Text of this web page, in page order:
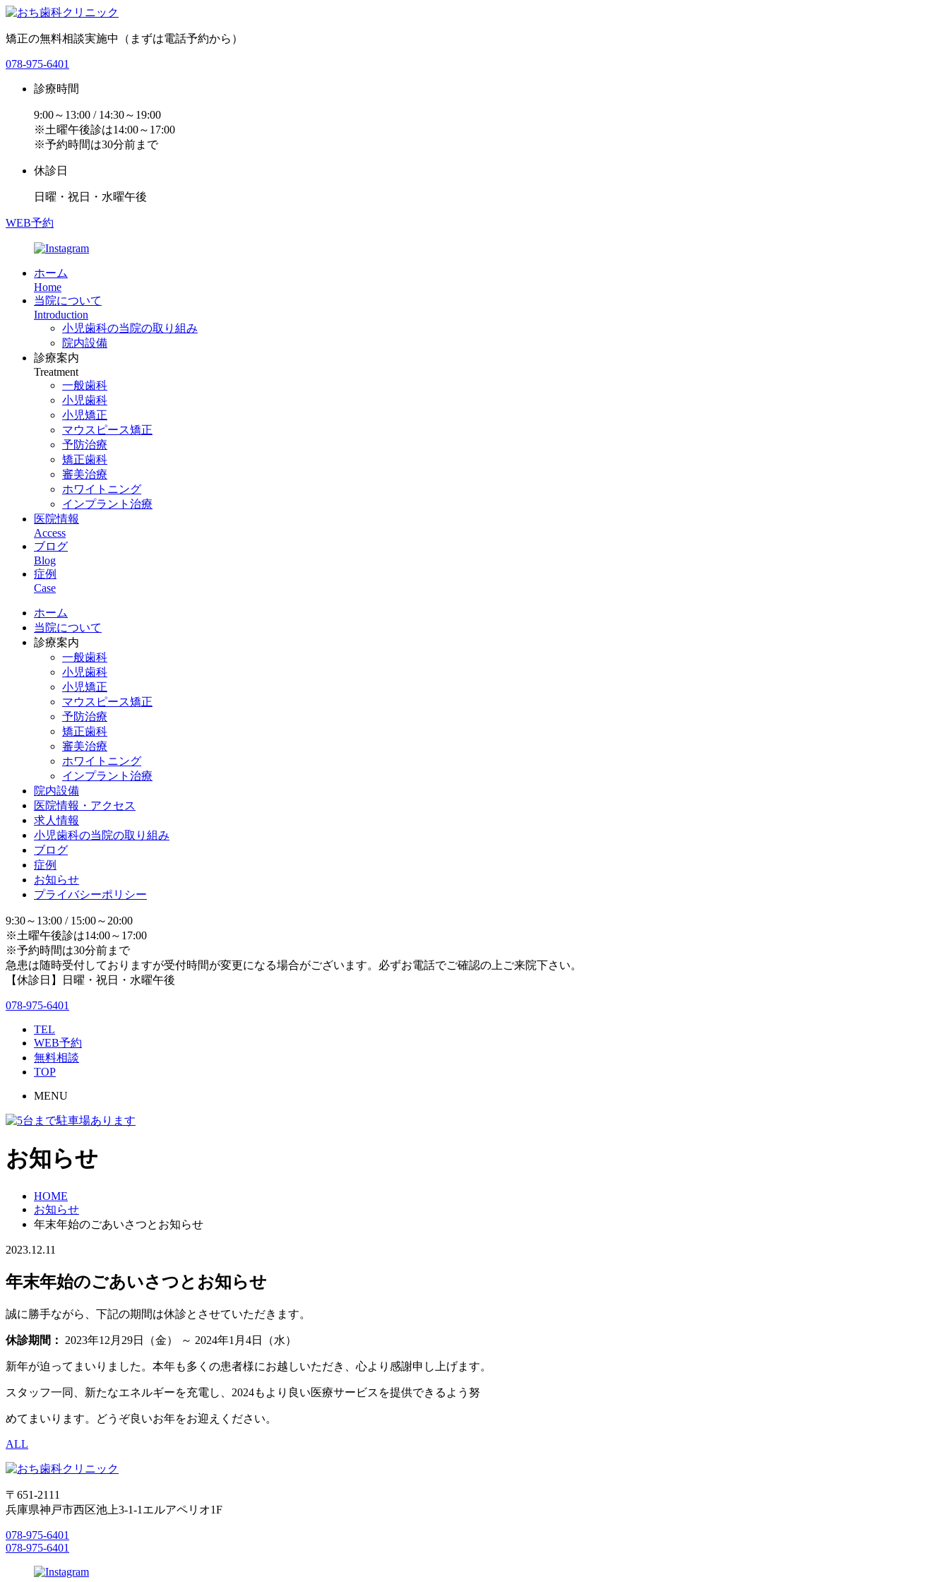
矯正の無料相談実施中（まずは電話予約から）
078-975-6401
診療時間
9:00～13:00 / 14:30～19:00
※土曜午後診は14:00～17:00
※予約時間は30分前まで
休診日
日曜・祝日・水曜午後
WEB予約
ホーム
Home
当院について
Introduction
小児歯科の当院の取り組み
院内設備
診療案内
Treatment
一般歯科
小児歯科
小児矯正
マウスピース矯正
予防治療
矯正歯科
審美治療
ホワイトニング
インプラント治療
医院情報
Access
ブログ
Blog
症例
Case
ホーム
当院について
診療案内
一般歯科
小児歯科
小児矯正
マウスピース矯正
予防治療
矯正歯科
審美治療
ホワイトニング
インプラント治療
院内設備
医院情報・アクセス
求人情報
小児歯科の当院の取り組み
ブログ
症例
お知らせ
プライバシーポリシー
9:30～13:00 / 15:00～20:00
※土曜午後診は14:00～17:00
※予約時間は30分前まで
急患は随時受付しておりますが受付時間が変更になる場合がございます。必ずお電話でご確認の上ご来院下さい。
【休診日】日曜・祝日・水曜午後
078-975-6401
TEL
WEB予約
無料相談
TOP
MENU
お知らせ
HOME
お知らせ
年末年始のごあいさつとお知らせ
2023.12.11
年末年始のごあいさつとお知らせ
誠に勝手ながら、下記の期間は休診とさせていただきます。
休診期間： 2023年12月29日（金） ～ 2024年1月4日（水）
新年が迫ってまいりました。本年も多くの患者様にお越しいただき、心より感謝申し上げます。
スタッフ一同、新たなエネルギーを充電し、2024もより良い医療サービスを提供できるよう努
めてまいります。どうぞ良いお年をお迎えください。
ALL
〒651-2111
兵庫県神戸市西区池上3-1-1エルアペリオ1F
078-975-6401
078-975-6401